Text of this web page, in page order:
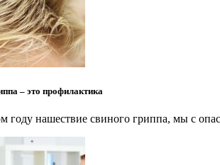
– это профилактика
году нашествие свиного гриппа, мы с